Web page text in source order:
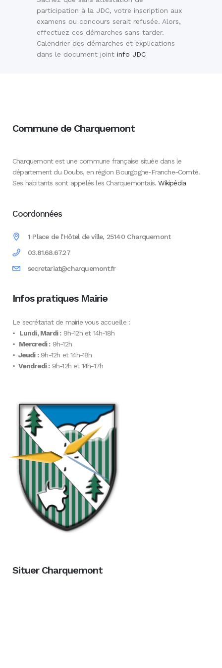
participation à la JDC, votre inscription aux
examens ou concours serait refusée. Alors,
effectuez ces démarches sans tarder.
Calendrier des démarches et explications
dans le document joint info JDC
Commune de Charquemont
Charquemont est une commune française située dans le
département du Doubs, en région Bourgogne-Franche-Comté.
Ses habitants sont appelés les Charquemontais.Wikipédia
Coordonnées
1 Place de l'Hôtel de ville, 25140 Charquemont
03.81.68.67.27
secretariat@charquemont.fr
Infos pratiques Mairie
Le secrétariat de mairie vous accueille :
• Lundi, Mardi :9h-12h et 14h-18h
• Mercredi :9h-12h
• Jeudi :9h-12h et 14h-18h
• Vendredi :9h-12h et 14h-17h
Situer Charquemont